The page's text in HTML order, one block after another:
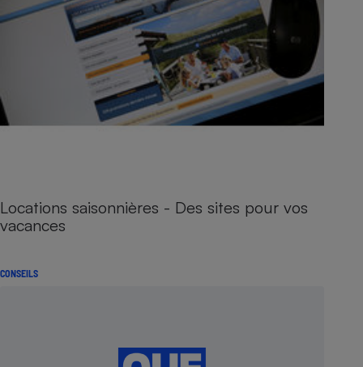
Locations saisonnières - Des sites pour vos
vacances
CONSEILS